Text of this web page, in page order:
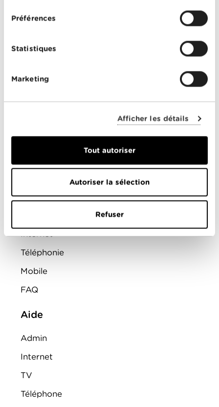
Préférences
Statistiques
Marketing
Afficher les détails
Tout autoriser
Autoriser la sélection
Refuser
a fait de la cybercriminalité son sujet
principal.Retrouvez l'intégralité de l'émission
Montre d'alarme
Internet
Téléphonie
Mobile
FAQ
Aide
Admin
Internet
TV
Téléphone